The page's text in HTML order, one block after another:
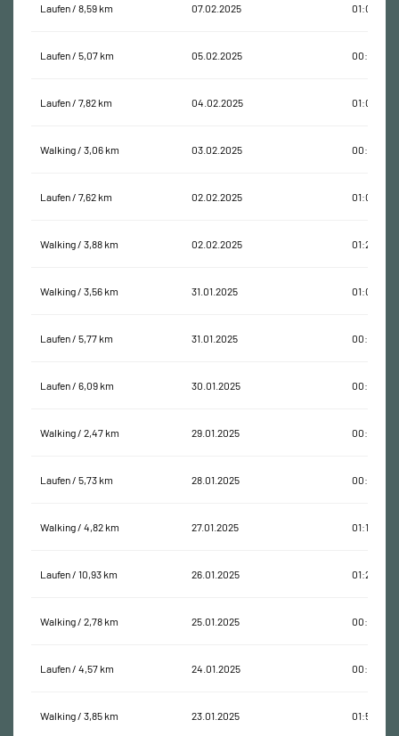
Laufen / 8,59 km 07.02.2025 01:04:39
Laufen / 5,07 km 05.02.2025 00:35:38
Laufen / 7,82 km 04.02.2025 01:00:50
Walking / 3,06 km 03.02.2025 00:47:35
Laufen / 7,62 km 02.02.2025 01:02:46
Walking / 3,88 km 02.02.2025 01:24:07
Walking / 3,56 km 31.01.2025 01:04:55
Laufen / 5,77 km 31.01.2025 00:45:13
Laufen / 6,09 km 30.01.2025 00:43:00
Walking / 2,47 km 29.01.2025 00:56:30
Laufen / 5,73 km 28.01.2025 00:40:11
Walking / 4,82 km 27.01.2025 01:13:38
Laufen / 10,93 km 26.01.2025 01:28:03
Walking / 2,78 km 25.01.2025 00:48:40
Laufen / 4,57 km 24.01.2025 00:38:01
Walking / 3,85 km 23.01.2025 01:57:40